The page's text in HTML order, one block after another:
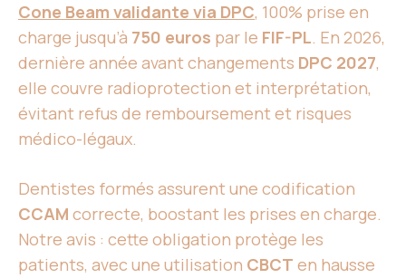
Cone Beam validante via DPC, 100% prise en
charge jusqu’à 750 euros par le FIF-PL. En 2026,
dernière année avant changements DPC 2027,
elle couvre radioprotection et interprétation,
évitant refus de remboursement et risques
médico-légaux.
Dentistes formés assurent une codification
CCAM correcte, boostant les prises en charge.
Notre avis : cette obligation protège les
patients, avec une utilisation CBCT en hausse